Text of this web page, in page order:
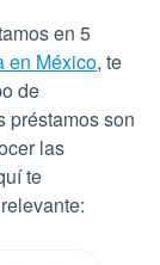
en 5
en México, te
de
préstamos son
las
te